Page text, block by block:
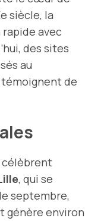
siècle, la
avec
des sites
au
témoignent de
célèbrent
, qui se
septembre,
génère environ